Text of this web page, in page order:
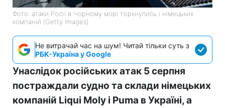
Фото: атаки Росії в Чорному морі торкнулись і німецьких
компаній (Getty Images)
Не витрачай час на шум! Читай тільки суть з
РБК-Україна у Google
Унаслідок російських атак 5 серпня
постраждали судно та склади німецьких
компаній Liqui Moly і Puma в Україні, а